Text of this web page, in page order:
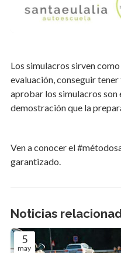
Los simulacros sirven
evaluación, conseguir
aprobar los simulacros son
demostración que la
Ven a conocer el
garantizado.
Noticias
5
may